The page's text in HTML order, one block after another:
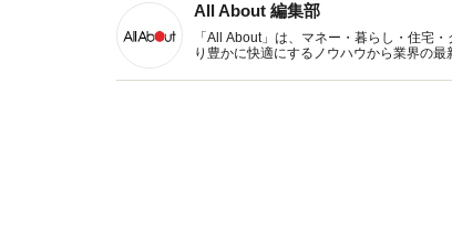
All About 編集部
「All About」は、マネー・暮らし・住宅
り豊かに快適にするノウハウから業界の